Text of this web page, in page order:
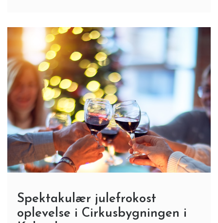
Spektakulær julefrokost
oplevelse i Cirkusbygningen i